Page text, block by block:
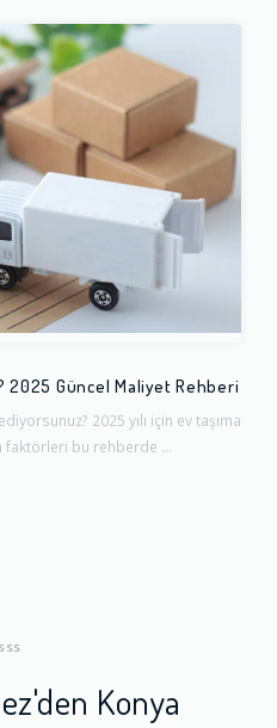
2025 Güncel Maliyet Rehberi
2025 yılı için ev taşıma
faktörleri bu rehberde ...
SSS
Konya